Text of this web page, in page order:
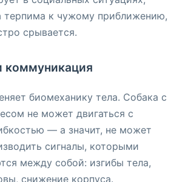
терпима к чужому приближению,
срывается.
коммуникация
биомеханику тела. Собака с
не может двигаться с
— а значит, не может
сигналы, которыми
между собой: изгибы тела,
снижение корпуса.